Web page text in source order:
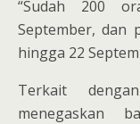
“Sudah 200
September, dan
hingga 22
Terkait
menegaskan